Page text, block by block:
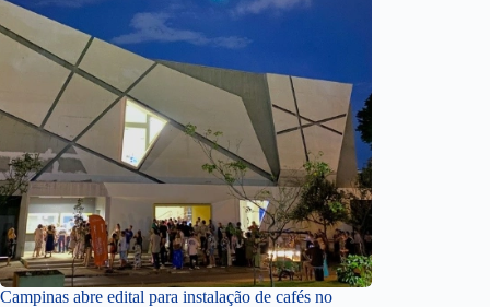
Campinas abre edital para instalação de cafés no